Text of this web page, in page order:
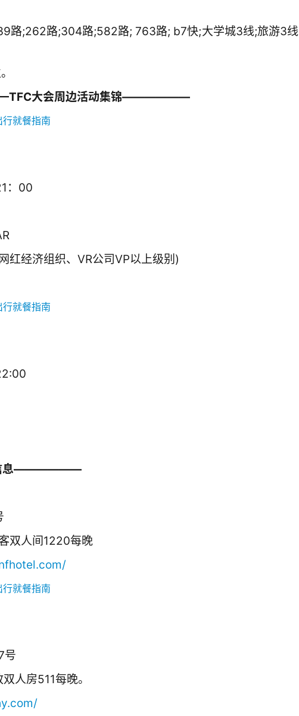
;262路;304路;582路; 763路; b7快;大学城3线;旅游3线
大会周边活动集锦——————
：00
经济组织、VR公司VP以上级别)
息——————
双人间1220每晚
号
人房511每晚。
/